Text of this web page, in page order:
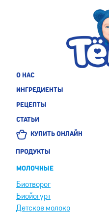
О НАС
ИНГРЕДИЕНТЫ
РЕЦЕПТЫ
СТАТЬИ
КУПИТЬ ОНЛАЙН
ПРОДУКТЫ
МОЛОЧНЫЕ
Биотворог
Биойогурт
Детское молоко